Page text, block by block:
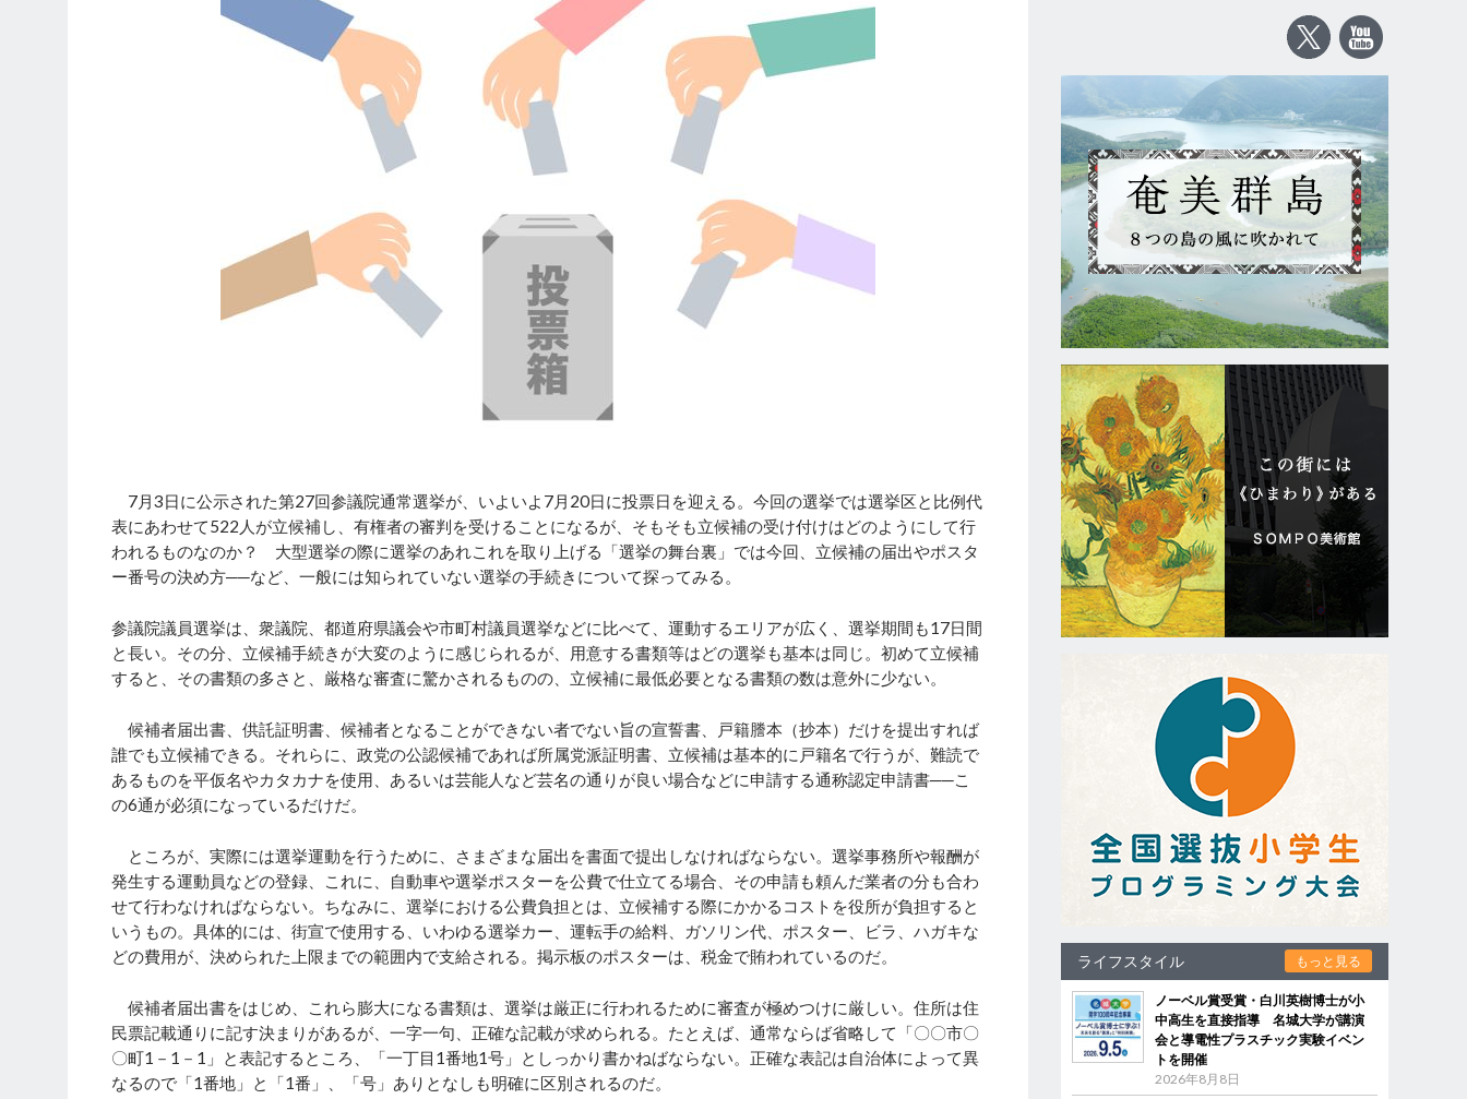
7月3日に公示された第27回参議院通常選挙が、いよいよ7月20日に投票日を迎える。今回の選挙では選挙区と比例代
表にあわせて522人が立候補し、有権者の審判を受けることになるが、そもそも立候補の受け付けはどのようにして行
われるものなのか？ 大型選挙の際に選挙のあれこれを取り上げる「選挙の舞台裏」では今回、立候補の届出やポスタ
ー番号の決め方──など、一般には知られていない選挙の手続きについて探ってみる。
参議院議員選挙は、衆議院、都道府県議会や市町村議員選挙などに比べて、運動するエリアが広く、選挙期間も17日間
と長い。その分、立候補手続きが大変のように感じられるが、用意する書類等はどの選挙も基本は同じ。初めて立候補
すると、その書類の多さと、厳格な審査に驚かされるものの、立候補に最低必要となる書類の数は意外に少ない。
候補者届出書、供託証明書、候補者となることができない者でない旨の宣誓書、戸籍謄本（抄本）だけを提出すれば
誰でも立候補できる。それらに、政党の公認候補であれば所属党派証明書、立候補は基本的に戸籍名で行うが、難読で
あるものを平仮名やカタカナを使用、あるいは芸能人など芸名の通りが良い場合などに申請する通称認定申請書──こ
の6通が必須になっているだけだ。
ところが、実際には選挙運動を行うために、さまざまな届出を書面で提出しなければならない。選挙事務所や報酬が
発生する運動員などの登録、これに、自動車や選挙ポスターを公費で仕立てる場合、その申請も頼んだ業者の分も合わ
せて行わなければならない。ちなみに、選挙における公費負担とは、立候補する際にかかるコストを役所が負担すると
いうもの。具体的には、街宣で使用する、いわゆる選挙カー、運転手の給料、ガソリン代、ポスター、ビラ、ハガキな
どの費用が、決められた上限までの範囲内で支給される。掲示板のポスターは、税金で賄われているのだ。
候補者届出書をはじめ、これら膨大になる書類は、選挙は厳正に行われるために審査が極めつけに厳しい。住所は住
民票記載通りに記す決まりがあるが、一字一句、正確な記載が求められる。たとえば、通常ならば省略して「〇〇市〇
〇町1－1－1」と表記するところ、「一丁目1番地1号」としっかり書かねばならない。正確な表記は自治体によって異
なるので「1番地」と「1番」、「号」ありとなしも明確に区別されるのだ。
ライフスタイル もっと見る
ノーベル賞受賞・白川英樹博士が小
中高生を直接指導 名城大学が講演
会と導電性プラスチック実験イベン
トを開催
2026年8月8日